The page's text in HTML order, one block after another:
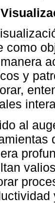
como
y
al